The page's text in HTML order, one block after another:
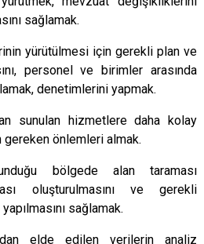
sağlamak.
yürütülmesi için gerekli plan ve
personel ve birimler arasında
denetimlerini yapmak.
sunulan hizmetlere daha kolay
gereken önlemleri almak.
bölgede alan taraması
oluşturulmasını ve gerekli
sağlamak.
elde edilen verilerin analiz